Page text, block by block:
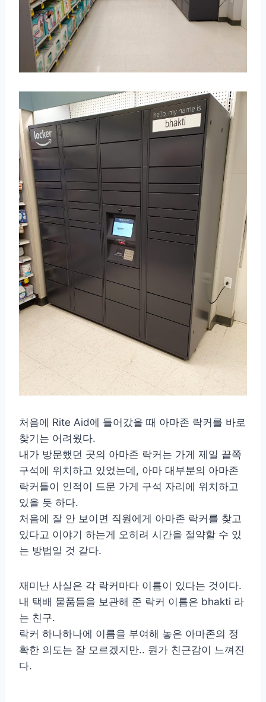
처음에 Rite Aid에 들어갔을 때 아마존 락커를 바로
찾기는 어려웠다.
내가 방문했던 곳의 아마존 락커는 가게 제일 끝쪽
구석에 위치하고 있었는데, 아마 대부분의 아마존
락커들이 인적이 드문 가게 구석 자리에 위치하고
있을 듯 하다.
처음에 잘 안 보이면 직원에게 아마존 락커를 찾고
있다고 이야기 하는게 오히려 시간을 절약할 수 있
는 방법일 것 같다.
재미난 사실은 각 락커마다 이름이 있다는 것이다.
내 택배 물품들을 보관해 준 락커 이름은 bhakti 라
는 친구.
락커 하나하나에 이름을 부여해 놓은 아마존의 정
확한 의도는 잘 모르겠지만.. 뭔가 친근감이 느껴진
다.